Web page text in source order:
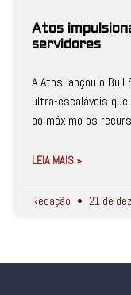
Atos
servidores
A Atos lançou o Bull
ultra-escaláveis
ao máximo os
LEIA MAIS »
Redação 21 de